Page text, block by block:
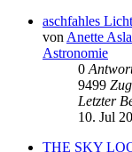
aschfahles
von Anette
Astronomie
0
9499
Letzter
10. Jul
THE SKY